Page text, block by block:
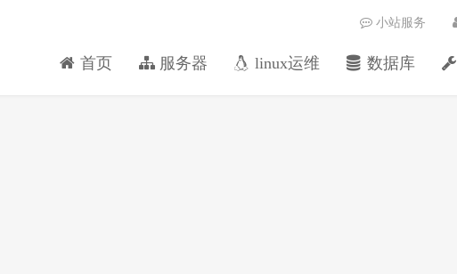
首页 服务器 linux运维 数据库
小站服务